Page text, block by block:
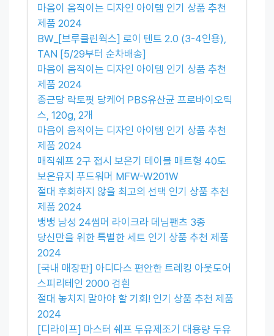
마음이 움직이는 디자인 아이템 인기 상품 추천
제품 2024
BW_[브루클린웍스] 로이 텐트 2.0 (3-4인용),
TAN [5/29부터 순차배송]
마음이 움직이는 디자인 아이템 인기 상품 추천
제품 2024
종근당 락토핏 당케어 PBS유산균 프로바이오틱
스, 120g, 2개
마음이 움직이는 디자인 아이템 인기 상품 추천
제품 2024
매직쉐프 2구 접시 보온기 테이블 매트형 40도
보온유지 푸드워머 MFW-W201W
절대 후회하지 않을 최고의 선택 인기 상품 추천
제품 2024
뱅뱅 남성 24썸머 라이크라 데님팬츠 3종
당신만을 위한 특별한 세트 인기 상품 추천 제품
2024
[국내 매장판] 아디다스 편안한 트레킹 아웃도어
스피리테인 2000 검흰
절대 놓치지 말아야 할 기회! 인기 상품 추천 제품
2024
[디라이프] 마스터 쉐프 두유제조기 대용량 두유